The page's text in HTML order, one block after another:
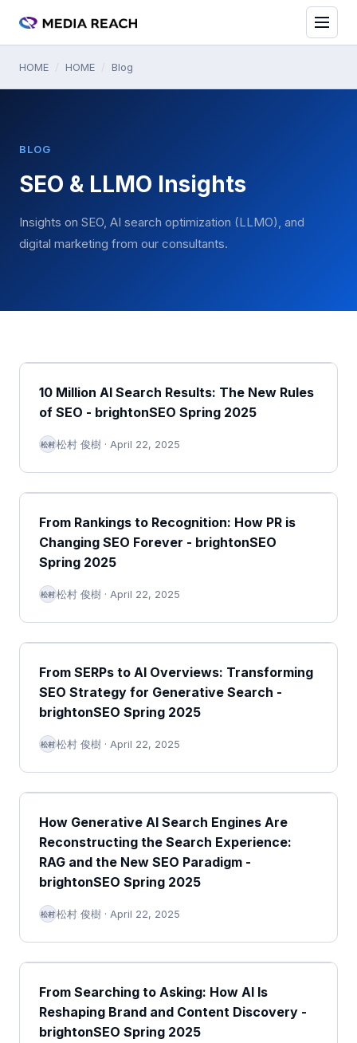
HOME HOME Blog
BLOG
SEO & LLMO Insights
Insights on SEO, AI search optimization (LLMO), and
digital marketing from our consultants.
10 Million AI Search Results: The New Rules
of SEO - brightonSEO Spring 2025
松村松村 俊樹 · April 22, 2025
From Rankings to Recognition: How PR is
Changing SEO Forever - brightonSEO
Spring 2025
松村松村 俊樹 · April 22, 2025
From SERPs to AI Overviews: Transforming
SEO Strategy for Generative Search -
brightonSEO Spring 2025
松村松村 俊樹 · April 22, 2025
How Generative AI Search Engines Are
Reconstructing the Search Experience:
RAG and the New SEO Paradigm -
brightonSEO Spring 2025
松村松村 俊樹 · April 22, 2025
From Searching to Asking: How AI Is
Reshaping Brand and Content Discovery -
brightonSEO Spring 2025